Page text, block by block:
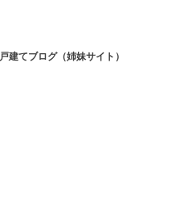
戸建てブログ（姉妹サイト）